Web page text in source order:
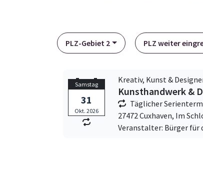
PLZ-Gebiet 2 PLZ weiter
Samstag
31
Okt. 2026
Kreativ, Kunst &
Kunsthandwerk &
Täglicher
27472 Cuxhaven, Im
Veranstalter: Bürger für